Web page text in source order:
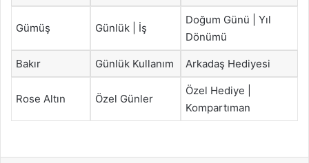
Gümüş Günlük | İş
Doğum Günü | Yıl
Dönümü
Bakır Günlük Kullanım Arkadaş Hediyesi
Rose Altın Özel Günler
Özel Hediye |
Kompartıman